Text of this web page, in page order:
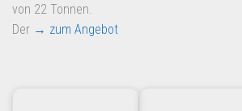
von 22 Tonnen.
Der → zum Angebot